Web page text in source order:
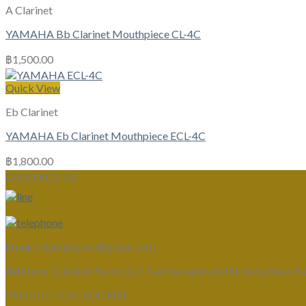
A Clarinet
YAMAHA Bb Clarinet Mouthpiece CL-4C
฿1,500.00
Quick View
Eb Clarinet
YAMAHA Eb Clarinet Mouthpiece ECL-4C
฿1,800.00
CONTACT US
Email : clarinetsiam@gmail.com
Address : Clarinet Siam 1177 Kanchanaphisek Rd, Bang Khae
PRODUCT CATEGORIES